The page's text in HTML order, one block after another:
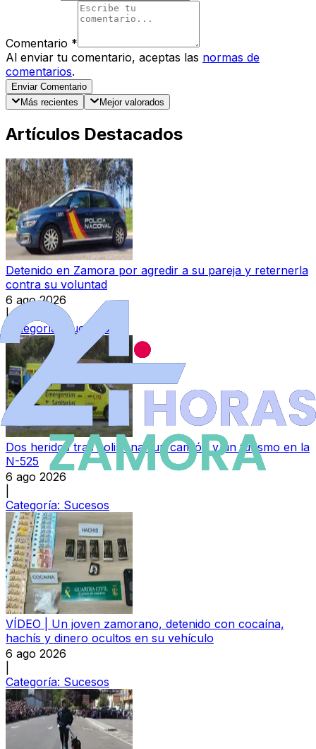
Comentario *
Al enviar tu comentario, aceptas las normas de
comentarios.
Enviar Comentario
Más recientes
Mejor valorados
Artículos Destacados
Detenido en Zamora por agredir a su pareja y reternerla
contra su voluntad
6 ago 2026
|
Categoría:
Sucesos
Dos heridos tras colisionar un camión y un turismo en la
N-525
6 ago 2026
Categoría: Sucesos
VÍDEO | Un joven zamorano, detenido con cocaína,
hachís y dinero ocultos en su vehículo
6 ago 2026
Categoría: Sucesos